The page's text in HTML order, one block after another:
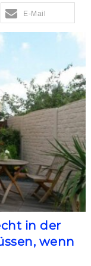
E-Mail
in der
wenn